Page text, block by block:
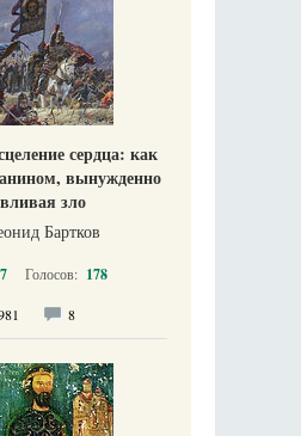
сердца: как
вынужденно
зло
Бартков
Голосов: 178
8